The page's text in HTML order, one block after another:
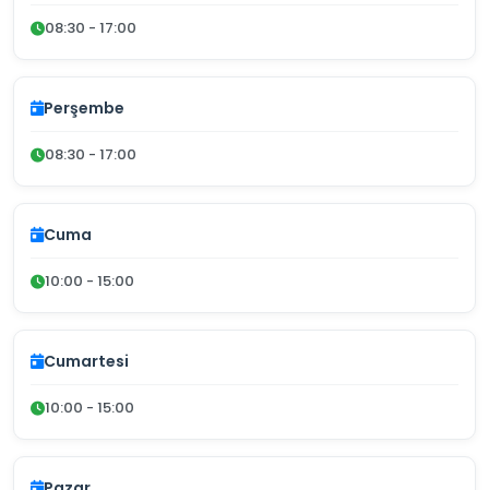
08:30 - 17:00
Perşembe
08:30 - 17:00
Cuma
10:00 - 15:00
Cumartesi
10:00 - 15:00